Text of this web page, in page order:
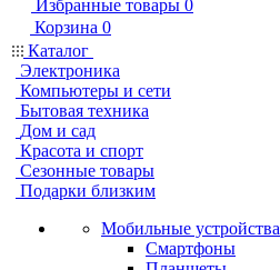
Избранные товары 0
Корзина 0
Каталог
Электроника
Компьютеры и сети
Бытовая техника
Дом и сад
Красота и спорт
Сезонные товары
Подарки близким
Мобильные устройства
Смартфоны